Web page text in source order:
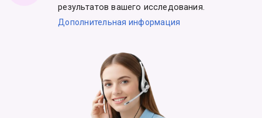
результатов вашего исследования.
Дополнительная информация